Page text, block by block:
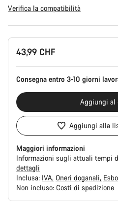
Verifica la compatibilità
Configurazione
del43,99 CHF
Consegna entro 3-10 giorni
Aggiungi al
Aggiungi alla
Maggiori informazioni
Informazioni sugli attuali tempi
dettagli
Inclusa: IVA Oneri doganali
Non incluso: Costi di spedizione